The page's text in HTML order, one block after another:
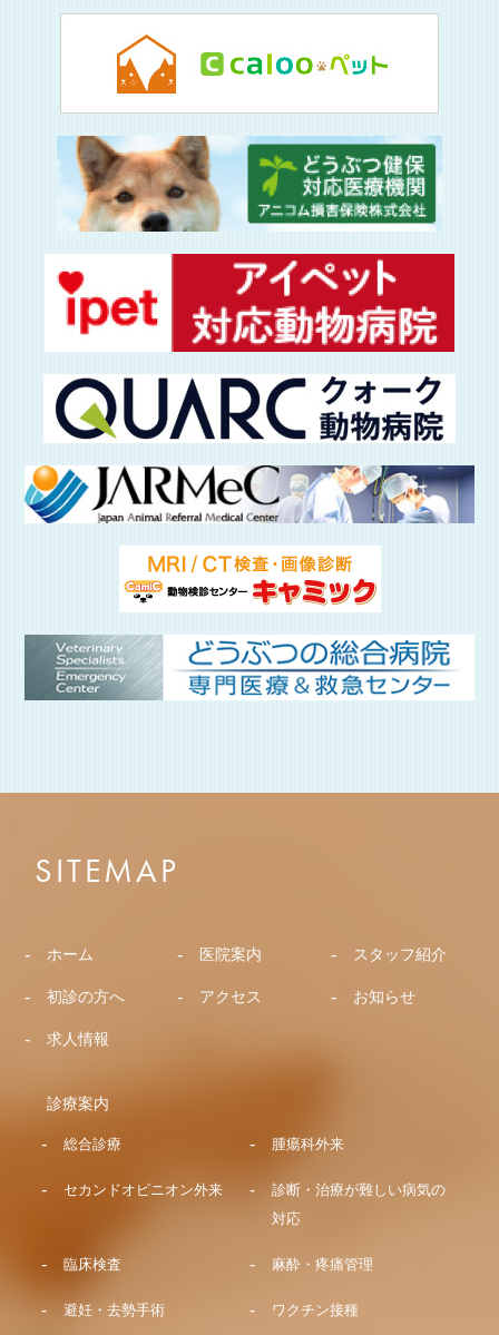
SITEMAP
ホーム 医院案内 スタッフ紹介
初診の方へ アクセス お知らせ
求人情報
診療案内
総合診療 腫瘍科外来
セカンドオピニオン外来
診断・治療が難しい病気の
対応
臨床検査 麻酔・疼痛管理
避妊・去勢手術 ワクチン接種